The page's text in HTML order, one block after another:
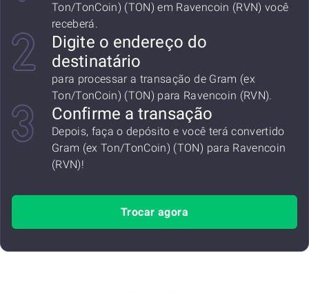
Ton/TonCoin) (TON) em Ravencoin (RVN) você
receberá.
Digite o endereço do
destinatário
para processar a transação de Gram (ex
Ton/TonCoin) (TON) para Ravencoin (RVN).
Confirme a transação
Depois, faça o depósito e você terá convertido
Gram (ex Ton/TonCoin) (TON) para Ravencoin
(RVN)!
Trocar agora